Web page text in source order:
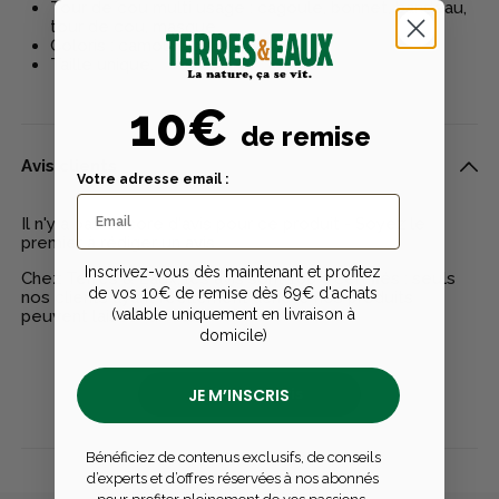
Tour de cou multi usage : cagoule, bonnet, bandeau,
tour de cou, masque.
Coloris : camouflage MOBUC.
Taille unique.
Avis clients
Il n'y a pas encore d'avis pour ce produit - Soyez le
premier à rédiger un avis
Chez Terres & Eaux, les avis sont 100% certifiés : seuls
nos clients ayant réellement acheté nos produits
peuvent laisser un avis
Publier un avis
10€ de remise
Votre adresse email :
Inscrivez-vous dès maintenant et profitez
de vos 10€ de remise dès 69€ d'achats
(valable uniquement en livraison à
domicile)
JE M’INSCRIS
Bénéficiez de contenus exclusifs, de conseils
d’experts et d’offres réservées à nos abonnés